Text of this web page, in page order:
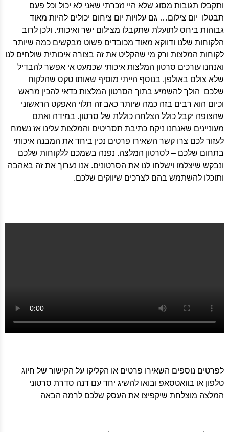
ותקבלו תגובות מסוג שלא היי נזכרתי שאני לא יכול וכל פעם
תבטלו יום צילום… גם עלויות יום ציחום יכולים להיות מאוד
גבוהות ביחס לתועלת שתקבלו מצילום ישר ואיכותי. ולכן לרוב
הלקוחות שלנו ודווקא מאוד מכובדים פשוט מבקשים כמה שיותר
לקוחות המלצות ורק מי שהקליט את זה בצורה איכותית שולחים לנו
ואנחנו עורכים סרטון המלצות איכותי שכמעט אי אפשר להבדיל
שלא צולם באולפן. בנוסף הייתי מוסיף שאותו טקס שהלקוח
שלכם הולך להשמיע בתוך הסרטון המלצות כדאי להכין מראש
וכיום הוא רבים בזה כמה שיותר כאב זה תלוי האפקט הראשוני
שהצופה יקבל כולל הצלחה כוללת של סרטון. במידה ואתם
מעוניינים שאנחנו ניקח כתיבת תסריטים והמלצות עלינו אז נשמח
לעזור לכם צרו קשר השאירו פרטים נכין ביחד את המבנה איכותי
בתחום שלכם – לסרטון המלצה. נפנה בשמכם ללקוחות שלכם
ונבקש שיצלמו וישלחו לנו את הסרטונים. אנו נערוך את זה באהבה
ותוכלו להשתמש בהם לצרכים שיווקים שלכם.
לפרטים נוספים השאירו פרטים או הקליקו על הקישור של חיוג
טלפון או בוואטסאפ ובואו להשיג יחד עם דנה סדרת סרטוני
המלצה מוצלחת שיקפיצו את העסק שלכם לרמה הבאה